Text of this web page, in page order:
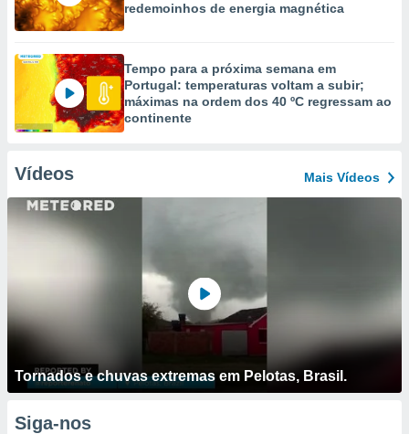
redemoinhos de energia magnética
Tempo para a próxima semana em
Portugal: temperaturas voltam a subir;
máximas na ordem dos 40 ºC regressam ao
continente
Vídeos Mais Vídeos
Tornados e chuvas extremas em Pelotas, Brasil.
Siga-nos